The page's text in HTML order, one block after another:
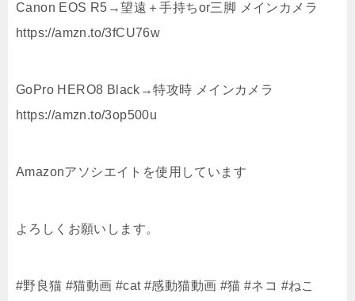
Canon EOS R5→望遠＋手持ちor三脚 メインカメラ
https://amzn.to/3fCU76w
GoPro HERO8 Black→特攻時 メインカメラ
https://amzn.to/3op500u
Amazonアソシエイトを使用しています
よろしくお願いします。
#野良猫 #猫動画 #cat #感動猫動画 #猫 #ネコ #ねこ